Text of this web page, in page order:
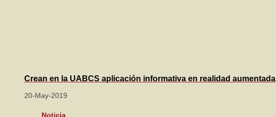
Crean en la UABCS aplicación informativa en realidad aumentada
20-May-2019
Noticia